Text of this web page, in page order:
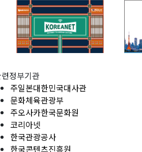
정부기관
주일본대한민국대사관
문화체육관광부
주오사카한국문화원
코리아넷
한국관광공사
한국콘텐츠진흥원